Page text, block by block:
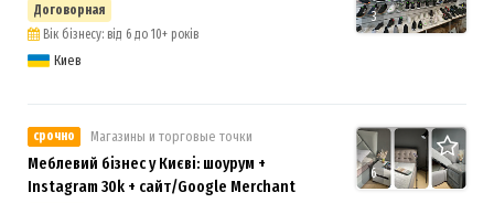
3
Договорная
Вік бізнесу: від 6 до 10+ років
Киев
6
срочно Магазины и торговые точки
Меблевий бізнес у Києві: шоурум +
Instagram 30k + сайт/Google Merchant